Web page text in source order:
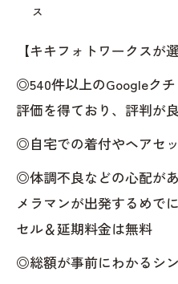
ス
【キキフォトワークスが
◎540件以上のGoogleク
評価を得ており、評判が
◎自宅での着付やヘアセ
◎体調不良などの心配が
メラマンが出発するめで
セル＆延期料金は無料
◎総額が事前にわかるシ